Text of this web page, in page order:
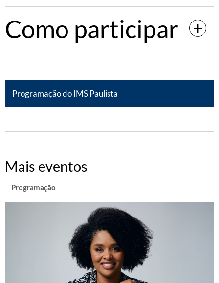
Como participar
Programação do IMS Paulista
Mais eventos
Programação